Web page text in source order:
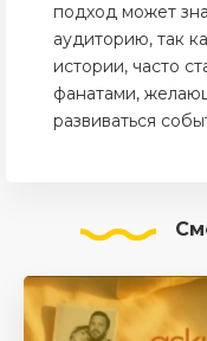
подход может
аудиторию, так
истории, часто
фанатами,
развиваться